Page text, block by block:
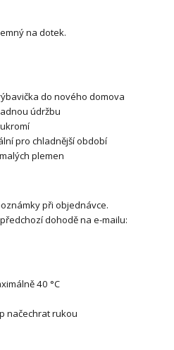
na dotek.
do nového domova
údržbu
pro chladnější období
plemen
při objednávce.
dohodě na e-mailu:
40 °C
načechrat rukou